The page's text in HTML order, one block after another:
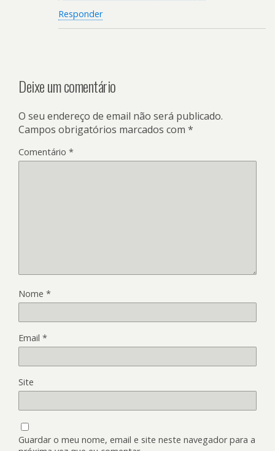
Responder
Deixe um comentário
O seu endereço de email não será publicado.
Campos obrigatórios marcados com *
Comentário *
Nome *
Email *
Site
Guardar o meu nome, email e site neste navegador para a